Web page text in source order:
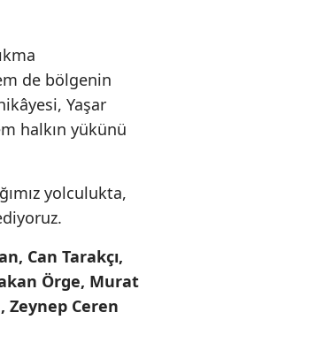
de bölgenin
Yaşar
halkın yükünü
yolculukta,
Can Tarakçı,
Örge, Murat
Zeynep Ceren